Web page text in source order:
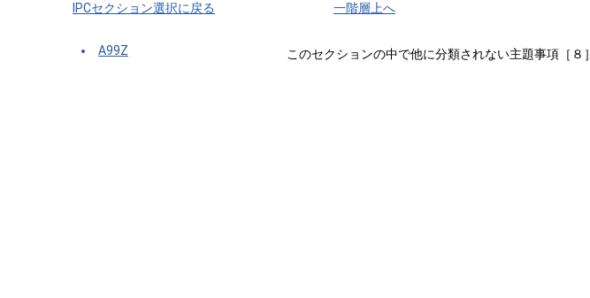
IPCセクション選択に戻る 一階層上へ
A99Z このセクションの中で他に分類されない主題事項［８］